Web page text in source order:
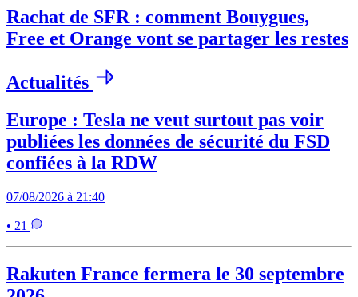
Rachat de SFR : comment Bouygues,
Free et Orange vont se partager les restes
Actualités
Europe : Tesla ne veut surtout pas voir
publiées les données de sécurité du FSD
confiées à la RDW
07/08/2026 à 21:40
• 21
Rakuten France fermera le 30 septembre